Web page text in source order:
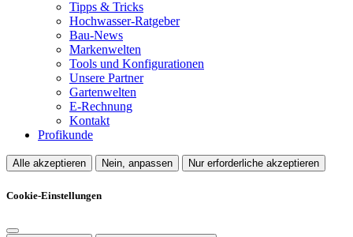
Tipps & Tricks
Hochwasser-Ratgeber
Bau-News
Markenwelten
Tools und Konfigurationen
Unsere Partner
Gartenwelten
E-Rechnung
Kontakt
Profikunde
Alle akzeptieren Nein, anpassen Nur erforderliche akzeptieren
Cookie-Einstellungen